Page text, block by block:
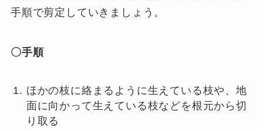
手順で剪定していきましょう。
〇手順
ほかの枝に絡まるように生えている枝や、地
面に向かって生えている枝などを根元から切
り取る